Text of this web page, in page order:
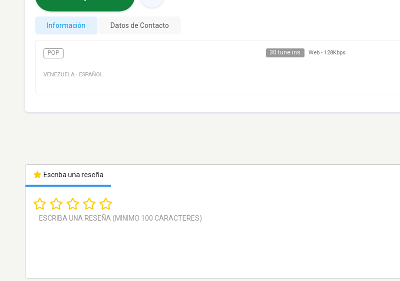
Información Datos de Contacto
POP 30 tune ins Web - 128Kbps
VENEZUELA · ESPAÑOL
Escriba una reseña